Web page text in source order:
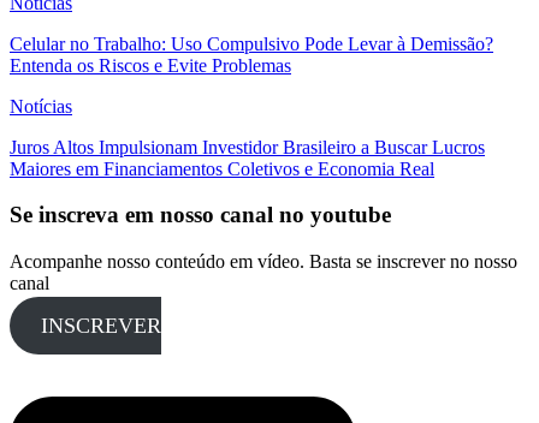
Celular no Trabalho: Uso Compulsivo Pode Levar à Demissão?
Entenda os Riscos e Evite Problemas
Notícias
Juros Altos Impulsionam Investidor Brasileiro a Buscar Lucros
Maiores em Financiamentos Coletivos e Economia Real
Se inscreva em nosso canal no youtube
Acompanhe nosso conteúdo em vídeo. Basta se inscrever no nosso
canal
INSCREVER